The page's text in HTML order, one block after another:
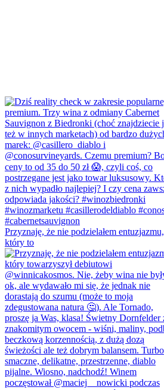
Przyznaję, że nie podzielałem entuzjazmu,
który to